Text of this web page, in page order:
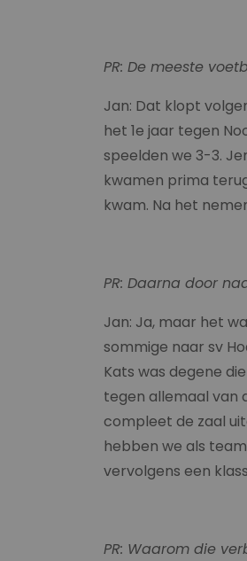
PR: De meeste
Jan: Dat klopt
het 1e jaar tegen
speelden we 3-3.
kwamen prima
kwam. Na het
PR: Daarna door
Jan: Ja, maar het
sommige naar sv
Kats was degene
tegen allemaal van
compleet de zaal
hebben we als
vervolgens een
PR: Waarom die